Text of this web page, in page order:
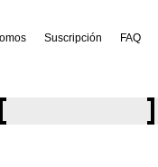
Suscripción FAQ